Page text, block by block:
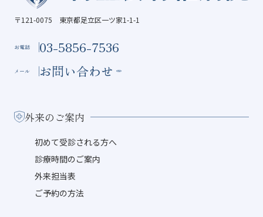
〒121-0075 東京都足立区一ツ家1-1-1
お電話 03-5856-7536
メール お問い合わせ
外来のご案内
初めて受診される方へ
診療時間のご案内
外来担当表
ご予約の方法